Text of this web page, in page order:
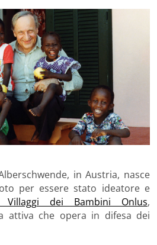
in Austria, nasce
per essere stato ideatore e
Villaggi dei Bambini Onlus,
attiva che opera in difesa dei